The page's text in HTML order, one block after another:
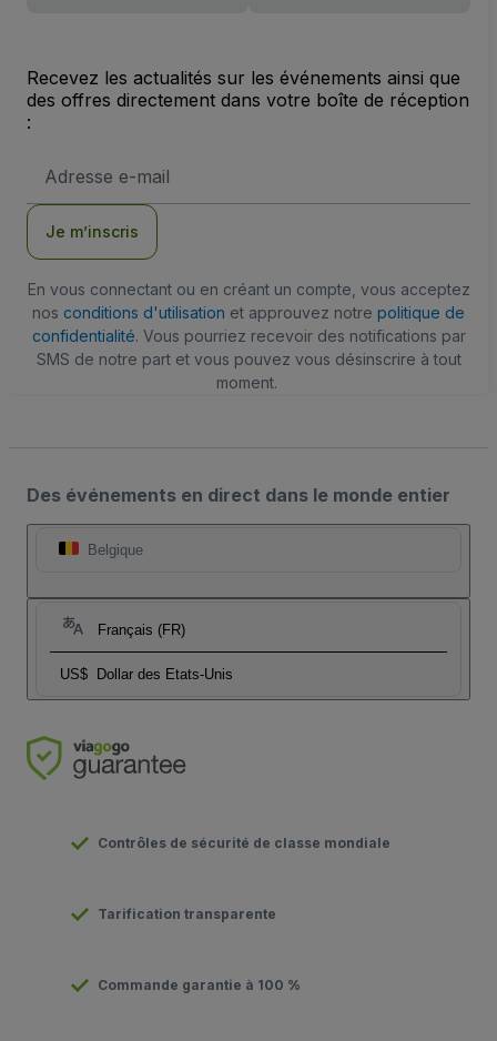
Recevez les actualités sur les événements ainsi que
des offres directement dans votre boîte de réception
:
e-
Je m’inscris
En vous connectant ou en créant un compte, vous acceptez
nos conditions d'utilisation et approuvez notre politique de
confidentialité. Vous pourriez recevoir des notifications par
SMS de notre part et vous pouvez vous désinscrire à tout
moment.
Des événements en direct dans le monde entier
Belgique
Français (FR)
US$ Dollar des Etats-Unis
Contrôles de sécurité de classe mondiale
Tarification transparente
Commande garantie à 100 %